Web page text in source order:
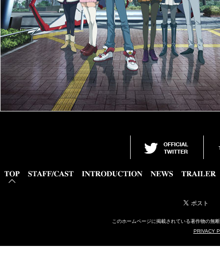
このホームページに掲載されている著作物の無
PRIVACY